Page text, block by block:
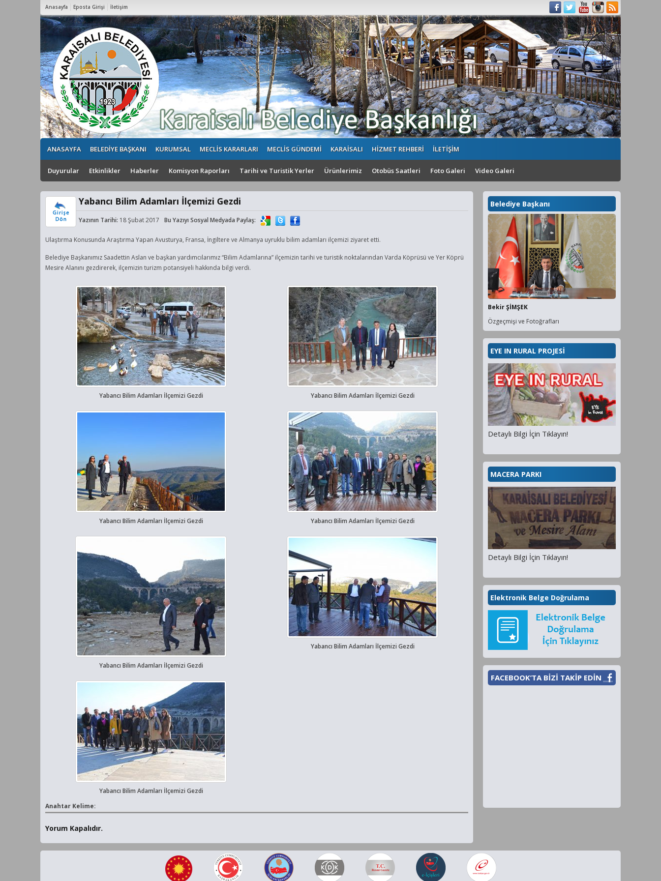
Anasayfa Eposta Girişi İletişim
3
ANASAYFA BELEDİYE BAŞKANI KURUMSAL MECLİS KARARLARI MECLİS GÜNDEMİ KARAİSALI HİZMET REHBERİ İLETİŞİM
Duyurular Etkinlikler Haberler Komisyon Raporları Tarihi ve Turistik Yerler Ürünlerimiz Otobüs Saatleri Foto Galeri Video Galeri
Yabancı Bilim Adamları İlçemizi Gezdi
Yazının Tarihi: 18 Şubat 2017 Bu Yazıyı Sosyal Medyada Paylaş:
Ulaştırma Konusunda Araştırma Yapan Avusturya, Fransa, İngiltere ve Almanya uyruklu bilim adamları ilçemizi ziyaret etti.
Belediye Başkanımız Saadettin Aslan ve başkan yardımcılarımız “Bilim Adamlarına” ilçemizin tarihi ve turistik noktalarından Varda Köprüsü ve Yer Köprü
Mesire Alanını gezdirerek, ilçemizin turizm potansiyeli hakkında bilgi verdi.
Yabancı Bilim Adamları İlçemizi Gezdi Yabancı Bilim Adamları İlçemizi Gezdi
Yabancı Bilim Adamları İlçemizi Gezdi Yabancı Bilim Adamları İlçemizi Gezdi
Yabancı Bilim Adamları İlçemizi Gezdi
Yabancı Bilim Adamları İlçemizi Gezdi
Yabancı Bilim Adamları İlçemizi Gezdi
Anahtar Kelime:
Yorum Kapalıdır.
Belediye Başkanı
Bekir ŞİMŞEK
Özgeçmişi ve Fotoğrafları
EYE IN RURAL PROJESİ
Detaylı Bilgi İçin Tıklayın!
MACERA PARKI
Detaylı Bilgi İçin Tıklayın!
Elektronik Belge Doğrulama
FACEBOOK’TA BİZİ TAKİP EDİN